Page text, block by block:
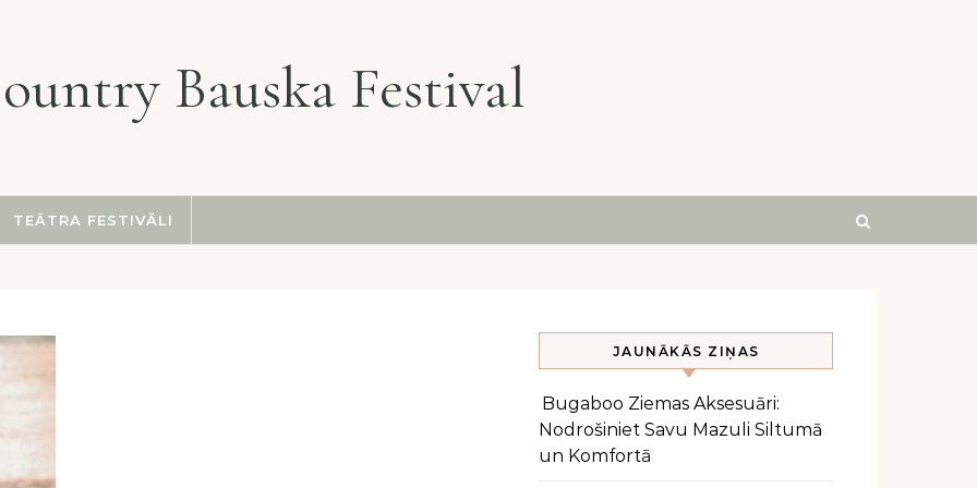
Bauska Festival
TEĀTRA FESTIVĀLI
JAUNĀKĀS ZIŅAS
Bugaboo Ziemas Aksesuāri:
Nodrošiniet Savu Mazuli Siltumā
un Komfortā